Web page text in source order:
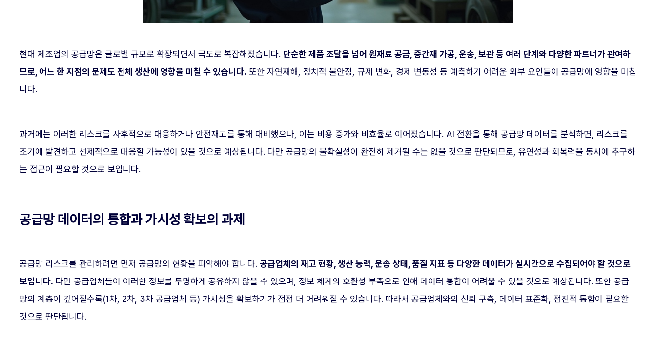
현대 제조업의 공급망은 글로벌 규모로 확장되면서 극도로 복잡해졌습니다. 단순한 제품 조달을 넘어 원재료 공급, 중간재 가공, 운송, 보관 등 여러 단계와 다양한 파트너가 관여하
므로, 어느 한 지점의 문제도 전체 생산에 영향을 미칠 수 있습니다. 또한 자연재해, 정치적 불안정, 규제 변화, 경제 변동성 등 예측하기 어려운 외부 요인들이 공급망에 영향을 미칩
니다.
과거에는 이러한 리스크를 사후적으로 대응하거나 안전재고를 통해 대비했으나, 이는 비용 증가와 비효율로 이어졌습니다. AI 전환을 통해 공급망 데이터를 분석하면, 리스크를
조기에 발견하고 선제적으로 대응할 가능성이 있을 것으로 예상됩니다. 다만 공급망의 불확실성이 완전히 제거될 수는 없을 것으로 판단되므로, 유연성과 회복력을 동시에 추구하
는 접근이 필요할 것으로 보입니다.
공급망 데이터의 통합과 가시성 확보의 과제
공급망 리스크를 관리하려면 먼저 공급망의 현황을 파악해야 합니다. 공급업체의 재고 현황, 생산 능력, 운송 상태, 품질 지표 등 다양한 데이터가 실시간으로 수집되어야 할 것으로
보입니다. 다만 공급업체들이 이러한 정보를 투명하게 공유하지 않을 수 있으며, 정보 체계의 호환성 부족으로 인해 데이터 통합이 어려울 수 있을 것으로 예상됩니다. 또한 공급
망의 계층이 깊어질수록(1차, 2차, 3차 공급업체 등) 가시성을 확보하기가 점점 더 어려워질 수 있습니다. 따라서 공급업체와의 신뢰 구축, 데이터 표준화, 점진적 통합이 필요할
것으로 판단됩니다.